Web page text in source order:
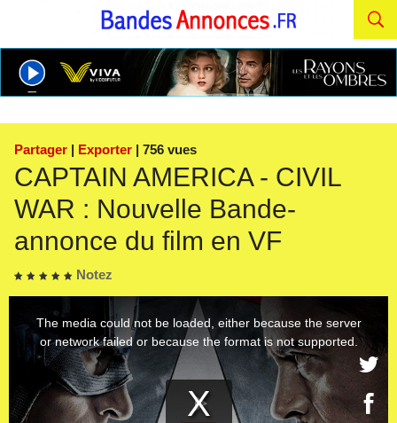
Partager | Exporter | 756 vues
CAPTAIN AMERICA - CIVIL
WAR : Nouvelle Bande-
annonce du film en VF
Notez